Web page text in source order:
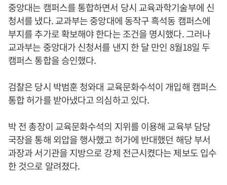
중앙대는 캠퍼스를 통합하면서 당시 교육과학기술부에 신
청서를 냈다. 교과부는 중앙대에 동작구 흑석동 캠퍼스에
부지를 추가로 확보해야 한다는 조건을 명시했다. 그러나
교과부는 중앙대가 신청서를 낸지 한 달 만인 8월18일 두
캠퍼스 통합을 승인했다.
검찰은 당시 박범훈 청와대 교육문화수석이 개입해 캠퍼스
통합 허가를 받아냈다고 의심하고 있다.
박 전 총장이 교육문화수석의 지위를 이용해 교육부 담당
국장을 통해 외압을 행사했고 허가에 반대했던 해당 부서
과장과 서기관을 지방으로 강제 전근시켰다는 제보도 입수
한 것으로 알려졌다.